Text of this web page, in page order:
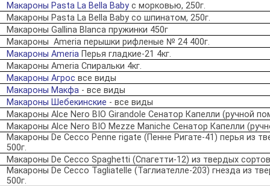
Макароны Pasta La Bella Babyс морковью, 250г.
Макароны Pasta La Bella Baby со шпинатом, 250г.
Макароны Gallina Blanca пружинки 450г
Макароны Аmeria перышки рифленые № 24 400г.
Макароны АmeriaПерья гладкие-21 4кг.
Макароны Аmeria Спиральки 4кг.
Макароны Агрос все виды
Макароны Макфа- все виды
Макароны Шебекинские - все виды
Макароны Alce Nero BIO Girandole Сенатор Капелли (ручной
Макароны Alce Nero BIO Mezze Maniche Сенатор Капелли
Макароны De Cecco Penne rigate (Пенне Ригате-41) перья из
500г.
Макароны De Cecco Spaghetti (Спагетти-12) из твердых
Макароны De Cecco Tagliatelle (Таглиателле-203) гнезда из
500г.